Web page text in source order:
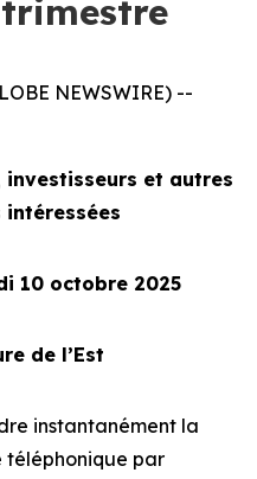
NEWSWIRE) --
investisseurs et autres
intéressées
10 octobre 2025
de l’Est
instantanément la
téléphonique par